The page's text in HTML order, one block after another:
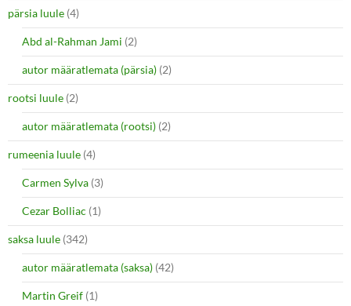
pärsia luule (4)
Abd al-Rahman Jami (2)
autor määratlemata (pärsia) (2)
rootsi luule (2)
autor määratlemata (rootsi) (2)
rumeenia luule (4)
Carmen Sylva (3)
Cezar Bolliac (1)
saksa luule (342)
autor määratlemata (saksa) (42)
Martin Greif (1)